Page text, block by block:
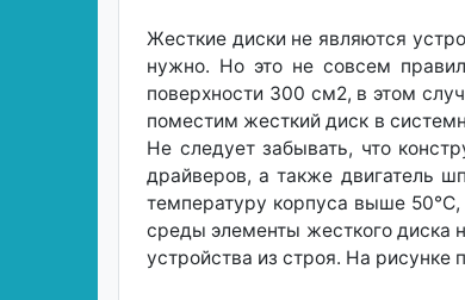
Жесткие диски не являются
нужно. Но это не совсем
поверхности 300 см2, в этом
поместим жесткий диск в
Не следует забывать, что
драйверов, а также двигатель
температуру корпуса выше
среды элементы жесткого диска
устройства из строя. На